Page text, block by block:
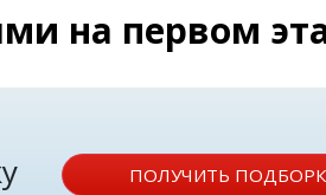
на первом
ПОЛУЧИТЬ